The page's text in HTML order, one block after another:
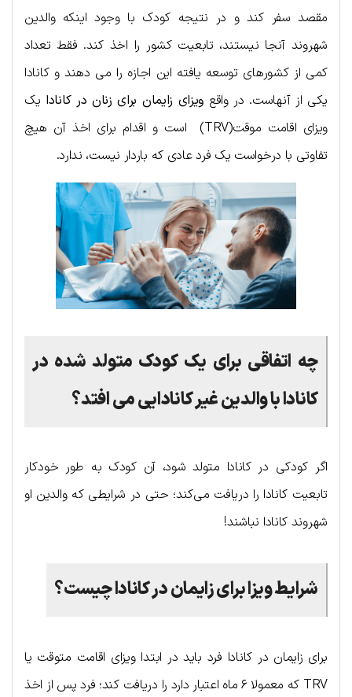
مقصد سفر کند و در نتیجه کودک با وجود اینکه والدین
شهروند آنجا نیستند، تابعیت کشور را اخذ کند. فقط تعداد
کمی از کشورهای توسعه یافته این اجازه را می دهند و کانادا
یکی از آنهاست. در واقع ویزای زایمان برای زنان در کانادا یک
ویزای اقامت موقت(TRV) است و اقدام برای اخذ آن هیچ
تفاوتی با درخواست یک فرد عادی که باردار نیست، ندارد.
چه اتفاقی برای یک کودک متولد شده در
کانادا با والدین غیر کانادایی می افتد؟
اگر کودکی در کانادا متولد شود، آن کودک به طور خودکار
تابعیت کانادا را دریافت می‌کند؛ حتی در شرایطی که والدین او
شهروند کانادا نباشند!
شرایط ویزا برای زایمان در کانادا چیست؟
برای زایمان در کانادا فرد باید در ابتدا ویزای اقامت متوقت یا
TRV که معمولا ۶ ماه اعتبار دارد را دریافت کند؛ فرد پس از اخذ